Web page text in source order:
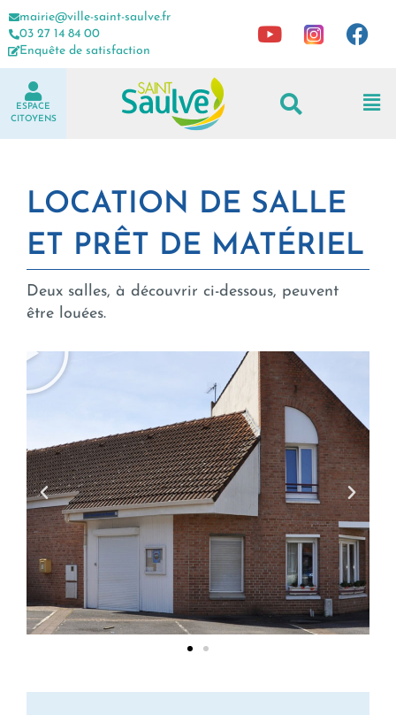
mairie@ville-saint-saulve.fr
03 27 14 84 00
Enquête de satisfaction
ESPACE
CITOYENS
LOCATION DE SALLE
ET PRÊT DE MATÉRIEL
Deux salles, à découvrir ci-dessous, peuvent
être louées.